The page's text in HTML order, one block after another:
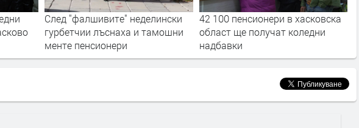
След "фалшивите" неделински
гурбетчии лъснаха и тамошни
менте пенсионери
42 100 пенсионери в хасковска
област ще получат коледни
надбавки